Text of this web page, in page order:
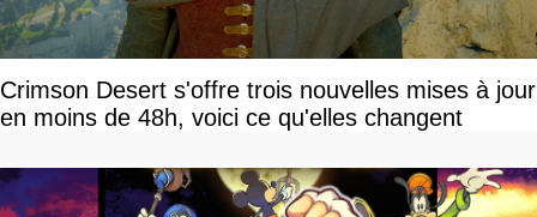
Crimson Desert s'offre trois nouvelles mises à jour
en moins de 48h, voici ce qu'elles changent